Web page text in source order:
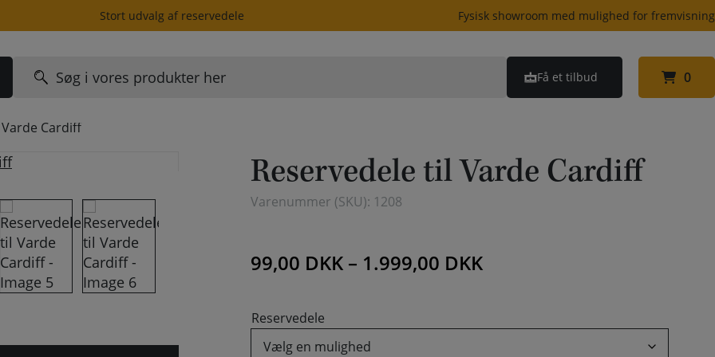
Stort udvalg af reservedele Fysisk showroom med mulighed for fremvisning
Søg
efter:
Få et tilbud 0
0
Cardiff
Reservedele til Varde Cardiff
Varenummer (SKU): 1208
99,00 DKK – 1.999,00 DKK
Reservedele